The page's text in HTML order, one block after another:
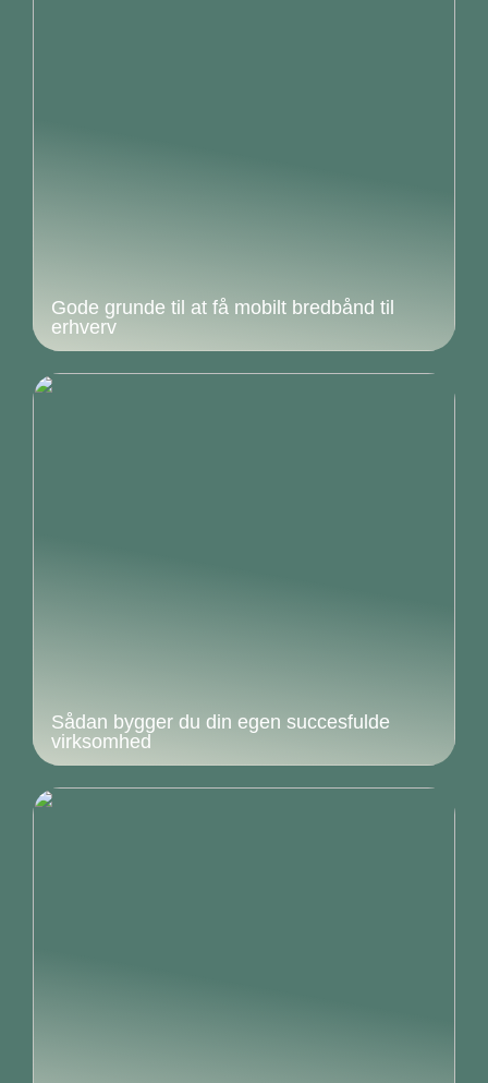
Gode grunde til at få mobilt bredbånd til
erhverv
Sådan bygger du din egen succesfulde
virksomhed